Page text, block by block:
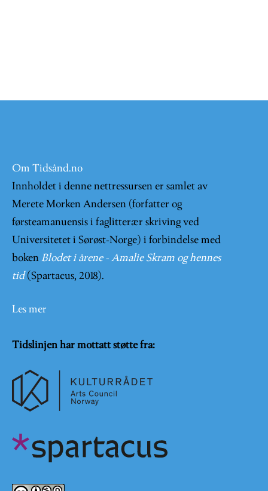
Om Tidsånd.no
Innholdet i denne nettressursen er samlet av
Merete Morken Andersen (forfatter og
førsteamanuensis i faglitterær skriving ved
Universitetet i Sørøst-Norge) i forbindelse med
boken Blodet i årene - Amalie Skram og hennes
tid (Spartacus, 2018).
Les mer
Tidslinjen har mottatt støtte fra: